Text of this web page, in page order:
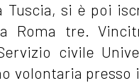
Tuscia, si è poi
Roma tre.
civile
volontaria presso